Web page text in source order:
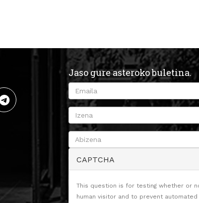
Jaso gure asteroko buletina.
CAPTCHA
This question is for testing whether or
human visitor and to prevent automated